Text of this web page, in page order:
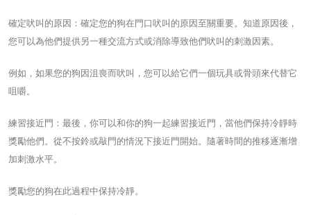
確定吠叫的原因：確定您的狗在門口吠叫的原因至關重要。知道原因後，
您可以為他們提供另一種交流方式或消除導致他們吠叫的刺激因素。
例如，如果您的狗因沮喪而吠叫，您可以給它們一個玩具或骨頭來代替它
咀嚼。
練習接近門：最後，你可以和你的狗一起練習接近門，當他們保持冷靜時
獎勵他們。從不按鈴或敲門的情況下接近門開始。隨著時間的推移逐漸增
加刺激水平。
獎勵您的狗在此過程中保持冷靜。